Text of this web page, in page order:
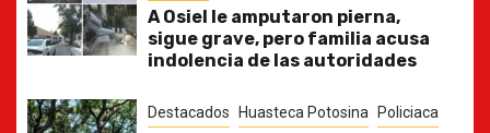
A Osiel le amputaron pierna,
sigue grave, pero familia acusa
indolencia de las autoridades
Destacados Huasteca Potosina Policiaca